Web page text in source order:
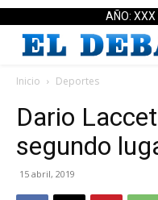
AÑO: XXX
Inicio Deportes
Dario
segundo
15 abril, 2019